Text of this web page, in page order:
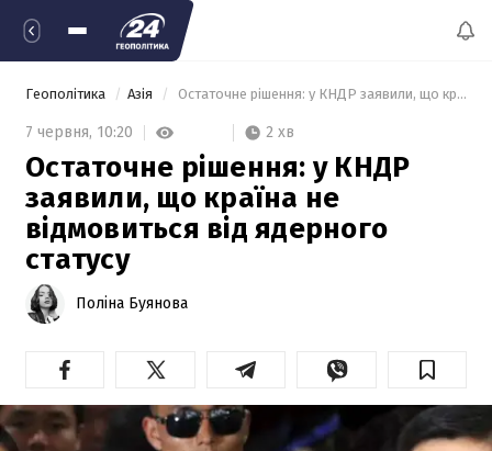
Геополітика Азія Остаточне рішення: у КНДР заявили, що країна не відмовиться від ядерного статусу
7 червня, 10:20 2 хв
Остаточне рішення: у КНДР
заявили, що країна не
відмовиться від ядерного
статусу
Поліна Буянова